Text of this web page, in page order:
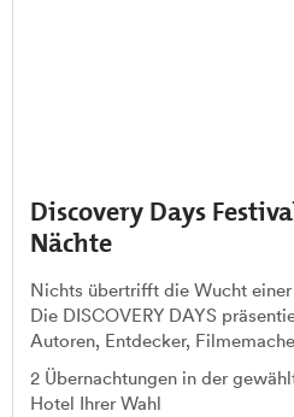
Discovery Days
Nächte
Nichts übertrifft die Wucht
Die DISCOVERY DAYS
Autoren, Entdecker,
2 Übernachtungen in der
Hotel Ihrer Wahl